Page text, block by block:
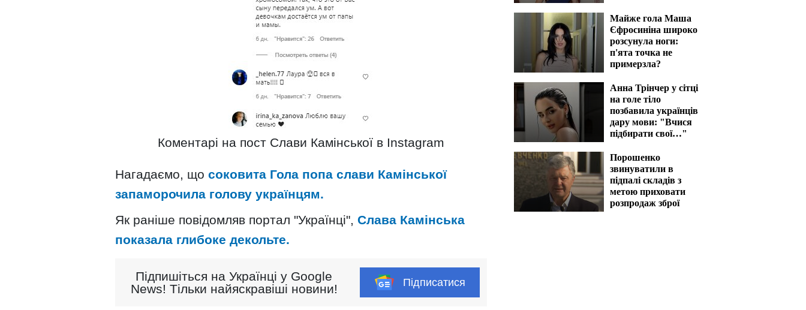
Коментарі на пост Слави Камінської в Instagram
Нагадаємо, що соковита Гола попа слави Камінської
запаморочила голову українцям.
Як раніше повідомляв портал "Українці", Слава Камінська
показала глибоке декольте.
Підпишіться на Українці у Google
News! Тільки найяскравіші новини!
Підписатися
Майже гола Маша
Єфросиніна широко
розсунула ноги:
п'ята точка не
примерзла?
Анна Трінчер у сітці
на голе тіло
позбавила українців
дару мови: "Вчися
підбирати свої…"
Порошенко
звинуватили в
підпалі складів з
метою приховати
розпродаж зброї